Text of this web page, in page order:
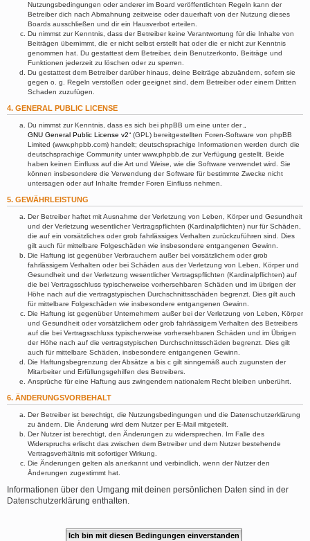
Nutzungsbedingungen oder anderer im Board veröffentlichten Regeln kann der
Betreiber dich nach Abmahnung zeitweise oder dauerhaft von der Nutzung dieses
Boards ausschließen und dir ein Hausverbot erteilen.
Du nimmst zur Kenntnis, dass der Betreiber keine Verantwortung für die Inhalte von
Beiträgen übernimmt, die er nicht selbst erstellt hat oder die er nicht zur Kenntnis
genommen hat. Du gestattest dem Betreiber, dein Benutzerkonto, Beiträge und
Funktionen jederzeit zu löschen oder zu sperren.
Du gestattest dem Betreiber darüber hinaus, deine Beiträge abzuändern, sofern sie
gegen o. g. Regeln verstoßen oder geeignet sind, dem Betreiber oder einem Dritten
Schaden zuzufügen.
4. GENERAL PUBLIC LICENSE
Du nimmst zur Kenntnis, dass es sich bei phpBB um eine unter der „
GNU General Public License v2“ (GPL) bereitgestellten Foren-Software von phpBB
Limited (www.phpbb.com) handelt; deutschsprachige Informationen werden durch die
deutschsprachige Community unter www.phpbb.de zur Verfügung gestellt. Beide
haben keinen Einfluss auf die Art und Weise, wie die Software verwendet wird. Sie
können insbesondere die Verwendung der Software für bestimmte Zwecke nicht
untersagen oder auf Inhalte fremder Foren Einfluss nehmen.
5. GEWÄHRLEISTUNG
Der Betreiber haftet mit Ausnahme der Verletzung von Leben, Körper und Gesundheit
und der Verletzung wesentlicher Vertragspflichten (Kardinalpflichten) nur für Schäden,
die auf ein vorsätzliches oder grob fahrlässiges Verhalten zurückzuführen sind. Dies
gilt auch für mittelbare Folgeschäden wie insbesondere entgangenen Gewinn.
Die Haftung ist gegenüber Verbrauchern außer bei vorsätzlichem oder grob
fahrlässigem Verhalten oder bei Schäden aus der Verletzung von Leben, Körper und
Gesundheit und der Verletzung wesentlicher Vertragspflichten (Kardinalpflichten) auf
die bei Vertragsschluss typischerweise vorhersehbaren Schäden und im übrigen der
Höhe nach auf die vertragstypischen Durchschnittsschäden begrenzt. Dies gilt auch
für mittelbare Folgeschäden wie insbesondere entgangenen Gewinn.
Die Haftung ist gegenüber Unternehmern außer bei der Verletzung von Leben, Körper
und Gesundheit oder vorsätzlichem oder grob fahrlässigem Verhalten des Betreibers
auf die bei Vertragsschluss typischerweise vorhersehbaren Schäden und im Übrigen
der Höhe nach auf die vertragstypischen Durchschnittsschäden begrenzt. Dies gilt
auch für mittelbare Schäden, insbesondere entgangenen Gewinn.
Die Haftungsbegrenzung der Absätze a bis c gilt sinngemäß auch zugunsten der
Mitarbeiter und Erfüllungsgehilfen des Betreibers.
Ansprüche für eine Haftung aus zwingendem nationalem Recht bleiben unberührt.
6. ÄNDERUNGSVORBEHALT
Der Betreiber ist berechtigt, die Nutzungsbedingungen und die Datenschutzerklärung
zu ändern. Die Änderung wird dem Nutzer per E-Mail mitgeteilt.
Der Nutzer ist berechtigt, den Änderungen zu widersprechen. Im Falle des
Widerspruchs erlischt das zwischen dem Betreiber und dem Nutzer bestehende
Vertragsverhältnis mit sofortiger Wirkung.
Die Änderungen gelten als anerkannt und verbindlich, wenn der Nutzer den
Änderungen zugestimmt hat.
Informationen über den Umgang mit deinen persönlichen Daten sind in der
Datenschutzerklärung enthalten.